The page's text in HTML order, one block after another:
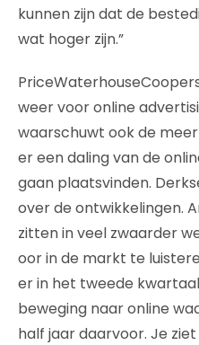
kunnen zijn dat de
wat hoger zijn.”
weer voor online
waarschuwt ook de
er een daling van de
gaan plaatsvinden.
over de ontwikkelingen.
zitten in veel zwaarder
oor in de markt te
er in het tweede
beweging naar online
half jaar daarvoor. Je